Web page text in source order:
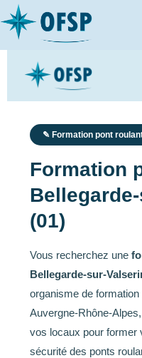
✎ Formation pont
Formation
(01)
Vous recherchez une
Bellegarde-sur-
organisme de
Auvergne-Rhône-
vos locaux pour former
sécurité des ponts